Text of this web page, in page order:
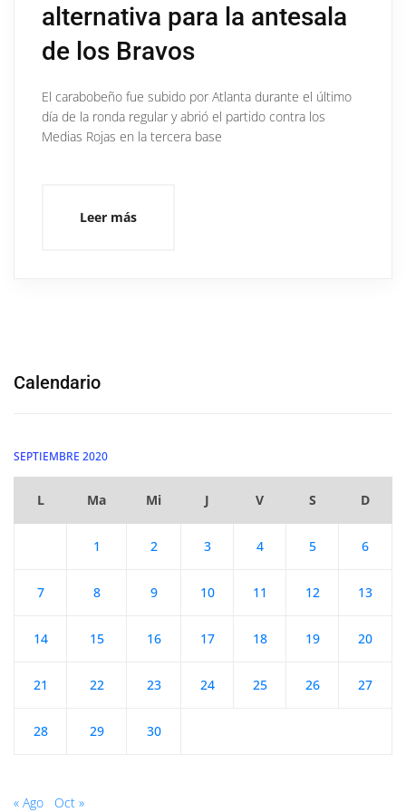
alternativa para la antesala
de los Bravos
El carabobeño fue subido por Atlanta durante el último
día de la ronda regular y abrió el partido contra los
Medias Rojas en la tercera base
Leer más
Calendario
SEPTIEMBRE 2020
L Ma Mi J V S D
1 2 3 4 5 6
7 8 9 10 11 12 13
14 15 16 17 18 19 20
21 22 23 24 25 26 27
28 29 30
« Ago Oct »